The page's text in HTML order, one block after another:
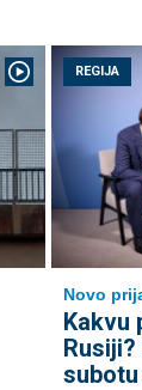
REGIJA
Novo
Kakvu